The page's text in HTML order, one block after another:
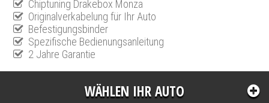
Chiptuning Drakebox Monza
Originalverkabelung für Ihr Auto
Befestigungsbinder
Spezifische Bedienungsanleitung
2 Jahre Garantie
WÄHLEN IHR AUTO